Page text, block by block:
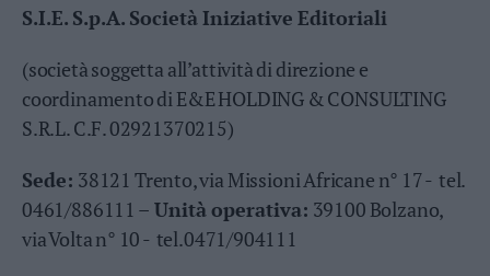
Pergine
–
Arco
Basso
–
Ledro
Lavis
–
S.I.E. S.p.A. Società Iniziative Editoriali
(società soggetta all’attività di direzione e
coordinamento di E&E HOLDING & CONSULTING
S.R.L. C.F. 02921370215)
Sede: 38121 Trento, via Missioni Africane n° 17 - tel.
0461/886111 – Unità operativa: 39100 Bolzano,
via Volta n° 10 - tel.0471/904111